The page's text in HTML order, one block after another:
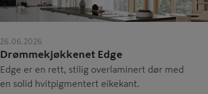
26.06.2026
Drømmekjøkkenet Edge
Edge er en rett, stilig overlaminert dør med
en solid hvitpigmentert eikekant.